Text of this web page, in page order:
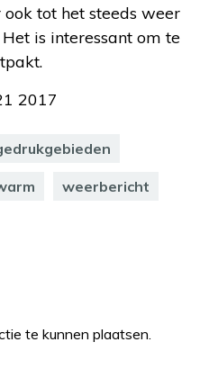
tot het steeds weer
is interessant om te
2017
weerbericht
te kunnen plaatsen.